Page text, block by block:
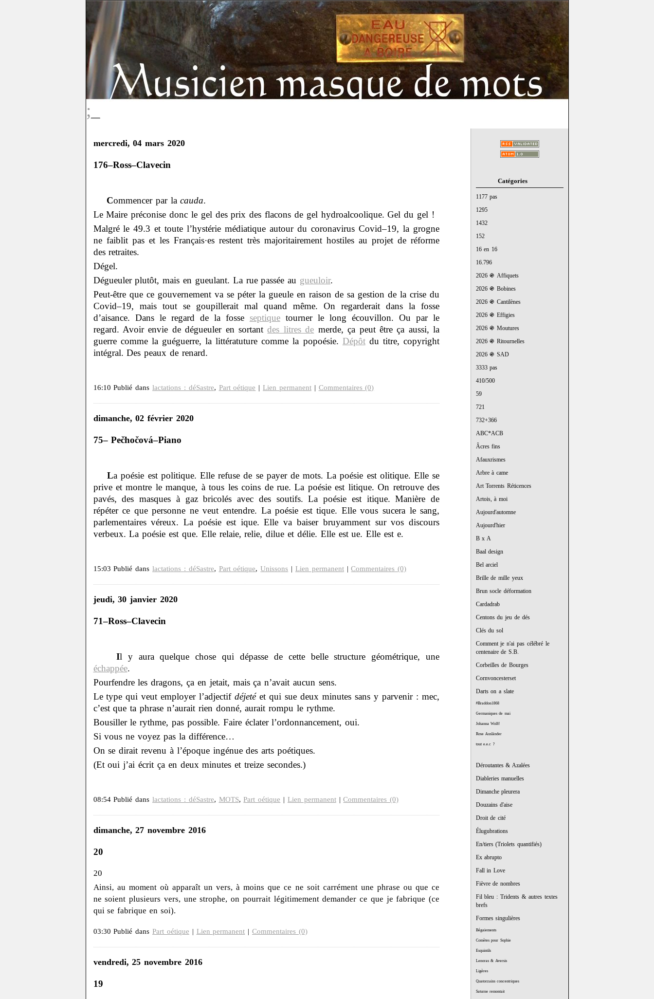
;_
Catégories
1177 pas
1295
1432
152
16 en 16
16.796
2026 ֍ Affiquets
2026 ֍ Bobines
2026 ֍ Cantilènes
2026 ֍ Effigies
2026 ֍ Moutures
2026 ֍ Ritournelles
2026 ֍ SAD
3333 pas
410/500
59
721
732+366
ABC*ACB
Âcres fins
Afauxrismes
Arbre à came
Art Torrents Réticences
Artois, à moi
Aujourd'automne
Aujourd'hier
B x A
Baal design
Bel arciel
Brille de mille yeux
Brun socle déformation
Cardadrab
Centons du jeu de dés
Clés du sol
Comment je n'ai pas célébré le
centenaire de S.B.
Corbeilles de Bourges
Cornvoncesterset
Darts on a slate
#Braddon1868
Germaniques de mai
Johanna Wolff
Rose Ausländer
tout e.e.c ?
Déroutantes & Azalées
Diableries manuelles
Dimanche pleurera
Douzains d'aise
Droit de cité
Élugubrations
En/tiers (Triolets quantifiés)
Ex abrupto
Fall in Love
Fièvre de nombres
Fil bleu : Tridents & autres textes
brefs
Formes singulières
Bégaiements
Comètes pour Sophie
Esquintils
Lenoras & Aversis
Ligères
Quatorzains concentriques
Saturne remontait
mercredi, 04 mars 2020
176–Ross–Clavecin
Commencer par lacauda.
Le Maire préconise donc le gel des prix des flacons de gel hydroalcoolique. Gel du gel !
Malgré le 49.3 et toute l’hystérie médiatique autour du coronavirus Covid–19, la grogne
ne faiblit pas et les Français·es restent très majoritairement hostiles au projet de réforme
des retraites.
Dégel.
Dégueuler plutôt, mais en gueulant. La rue passée au gueuloir.
Peut-être que ce gouvernement va se péter la gueule en raison de sa gestion de la crise du
Covid–19, mais tout se goupillerait mal quand même. On regarderait dans la fosse
d’aisance. Dans le regard de la fosse septiquetourner le long écouvillon. Ou par le
regard. Avoir envie de dégueuler en sortantdes litres de merde, ça peut être ça aussi, la
guerre comme la guéguerre, la littératuture comme la popoésie. Dépôtdu titre, copyright
intégral. Des peaux de renard.
16:10 Publié danslactations : déSastre, Part oétique |Lien permanent| Commentaires (0)
dimanche, 02 février 2020
75– Pečhočová–Piano
La poésie est politique. Elle refuse de se payer de mots. La poésie est olitique. Elle se
prive et montre le manque, à tous les coins de rue. La poésie est litique. On retrouve des
pavés, des masques à gaz bricolés avec des soutifs. La poésie est itique. Manière de
répéter ce que personne ne veut entendre. La poésie est tique. Elle vous sucera le sang,
parlementaires véreux. La poésie est ique. Elle va baiser bruyamment sur vos discours
verbeux. La poésie est que. Elle relaie, relie, dilue et délie. Elle est ue. Elle est e.
15:03 Publié danslactations : déSastre, Part oétique,Unissons | Lien permanent|Commentaires (0)
jeudi, 30 janvier 2020
71–Ross–Clavecin
Il y aura quelque chose qui dépasse de cette belle structure géométrique, une
échappée.
Pourfendre les dragons, ça en jetait, mais ça n’avait aucun sens.
Le type qui veut employer l’adjectifdéjetéet qui sue deux minutes sans y parvenir : mec,
c’est que ta phrase n’aurait rien donné, aurait rompu le rythme.
Bousiller le rythme, pas possible. Faire éclater l’ordonnancement, oui.
Si vous ne voyez pas la différence…
On se dirait revenu à l’époque ingénue des arts poétiques.
(Et oui j’ai écrit ça en deux minutes et treize secondes.)
08:54 Publié danslactations : déSastre, MOTS,Part oétique | Lien permanent|Commentaires (0)
dimanche, 27 novembre 2016
20
20
Ainsi, au moment où apparaît un vers, à moins que ce ne soit carrément une phrase ou que ce
ne soient plusieurs vers, une strophe, on pourrait légitimement demander ce que je fabrique (ce
qui se fabrique en soi).
03:30 Publié dansPart oétique | Lien permanent |Commentaires (0)
vendredi, 25 novembre 2016
19